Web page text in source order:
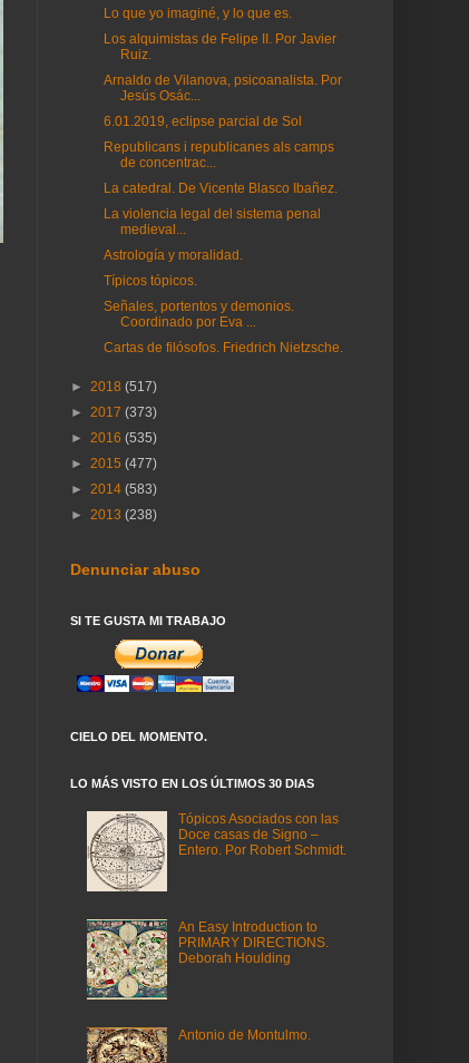
Lo que yo imaginé, y lo que es.
Los alquimistas de Felipe II. Por Javier
Ruiz.
Arnaldo de Vilanova, psicoanalista. Por
Jesús Osác...
6.01.2019, eclipse parcial de Sol
Republicans i republicanes als camps
de concentrac...
La catedral. De Vicente Blasco Ibañez.
La violencia legal del sistema penal
medieval...
Astrología y moralidad.
Típicos tópicos.
Señales, portentos y demonios.
Coordinado por Eva ...
Cartas de filósofos. Friedrich Nietzsche.
► 2018 (517)
► 2017 (373)
► 2016 (535)
► 2015 (477)
► 2014 (583)
► 2013 (238)
Denunciar abuso
SI TE GUSTA MI TRABAJO
CIELO DEL MOMENTO.
LO MÁS VISTO EN LOS ÚLTIMOS 30 DIAS
Tópicos Asociados con las
Doce casas de Signo –
Entero. Por Robert Schmidt.
An Easy Introduction to
PRIMARY DIRECTIONS.
Deborah Houlding
Antonio de Montulmo.